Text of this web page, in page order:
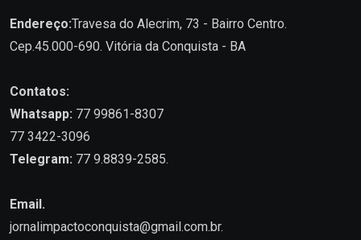
Endereço:Travesa do Alecrim, 73 - Bairro Centro.
Cep.45.000-690. Vitória da Conquista - BA
Contatos:
Whatsapp: 77 99861-8307
77 3422-3096
Telegram: 77 9.8839-2585.
Email.
jornalimpactoconquista@gmail.com.br.